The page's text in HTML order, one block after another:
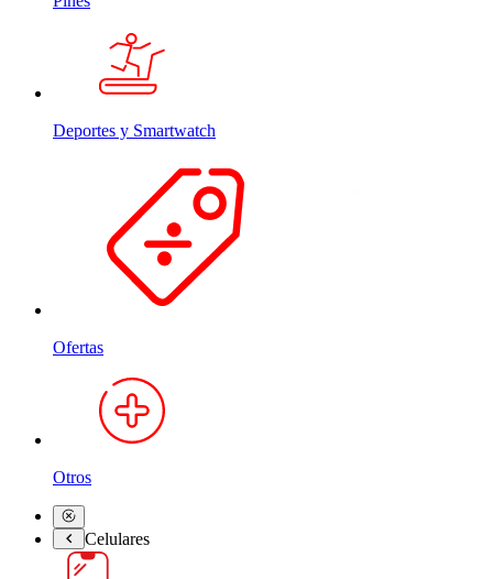
Deportes y Smartwatch
Ofertas
Otros
Celulares